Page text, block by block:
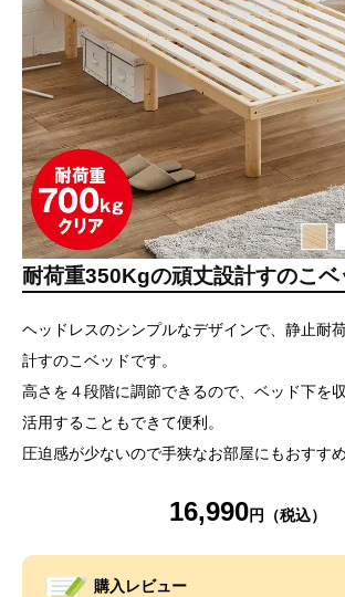
耐荷重350Kgの頑丈設計すのこベ
ヘッドレスのシンプルなデザインで、静止耐
計すのこベッドです。
高さを４段階に調節できるので、ベッド下を
活用することもできて便利。
圧迫感が少ないので手狭なお部屋にもおすすめ
16,990
購入レビュー